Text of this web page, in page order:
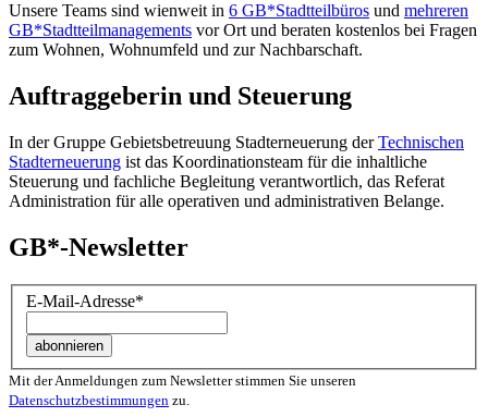
Unsere Teams sind wienweit in 6 GB*Stadtteilbüros und mehreren
GB*Stadtteilmanagements vor Ort und beraten kostenlos bei Fragen
zum Wohnen, Wohnumfeld und zur Nachbarschaft.
Auftraggeberin und Steuerung
In der Gruppe Gebietsbetreuung Stadterneuerung derTechnischen
Stadterneuerung ist das Koordinationsteam für die inhaltliche
Steuerung und fachliche Begleitung verantwortlich, das Referat
Administration für alle operativen und administrativen Belange.
GB*-Newsletter
E-Mail-Adresse*
Mit der Anmeldungen zum Newsletter stimmen Sie unseren
Datenschutzbestimmungen zu.